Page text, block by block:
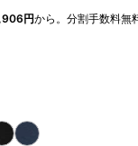
円から。分割手数料無